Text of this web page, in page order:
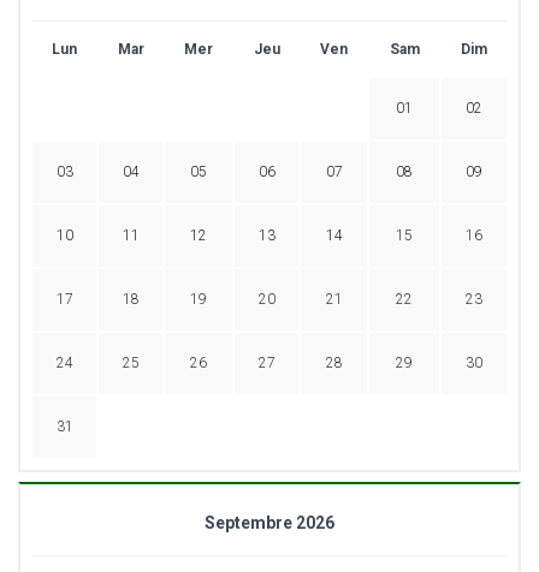
Lun Mar Mer Jeu Ven Sam Dim
01 02
03 04 05 06 07 08 09
10 11 12 13 14 15 16
17 18 19 20 21 22 23
24 25 26 27 28 29 30
31
Septembre 2026